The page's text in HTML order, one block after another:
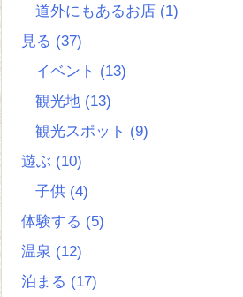
道外にもあるお店 (1)
見る (37)
イベント (13)
観光地 (13)
観光スポット (9)
遊ぶ (10)
子供 (4)
体験する (5)
温泉 (12)
泊まる (17)